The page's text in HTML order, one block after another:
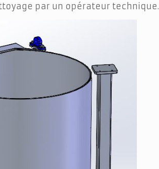
par un opérateur technique.